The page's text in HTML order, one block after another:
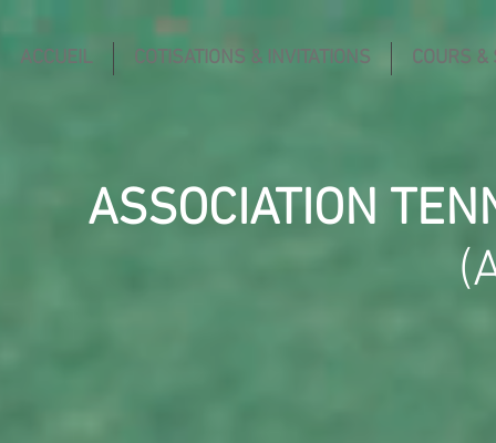
ACCUEIL COTISATIONS & INVITATIONS COURS &
ASSOCIATION